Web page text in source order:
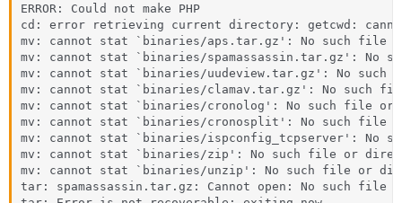
ERROR: Could not make PHP
cd: error retrieving current directory: getcwd:
mv: cannot stat `binaries/aps.tar.gz': No such file
mv: cannot stat `binaries/spamassassin.tar.gz': No
mv: cannot stat `binaries/uudeview.tar.gz': No
mv: cannot stat `binaries/clamav.tar.gz': No such
mv: cannot stat `binaries/cronolog': No such file or
mv: cannot stat `binaries/cronosplit': No such file
mv: cannot stat `binaries/ispconfig_tcpserver': No
mv: cannot stat `binaries/zip': No such file or
mv: cannot stat `binaries/unzip': No such file or
tar: spamassassin.tar.gz: Cannot open: No such file